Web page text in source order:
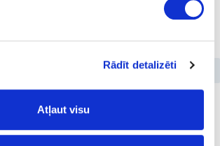
Rādīt detalizēti
Atļaut visu
... 6